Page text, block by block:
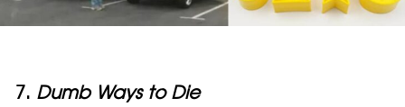
7. Dumb Ways to Die